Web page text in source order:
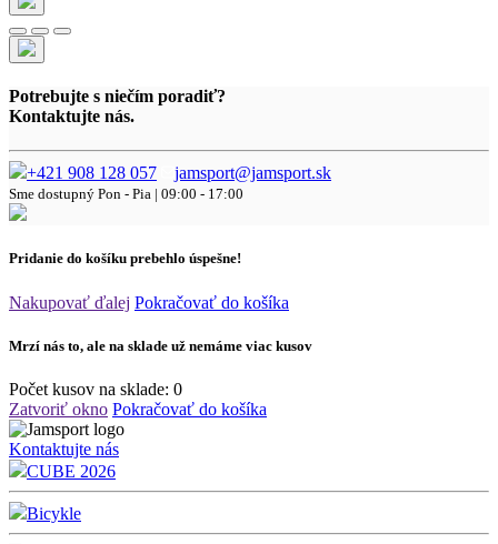
Potrebujte s niečím poradiť?
Kontaktujte nás.
+421 908 128 057 jamsport@jamsport.sk
Sme dostupný Pon - Pia | 09:00 - 17:00
Pridanie do košíku prebehlo úspešne!
Nakupovať ďalej Pokračovať do košíka
Mrzí nás to, ale na sklade už nemáme viac kusov
Počet kusov na sklade: 0
Zatvoriť okno Pokračovať do košíka
Kontaktujte nás
CUBE 2026
Bicykle